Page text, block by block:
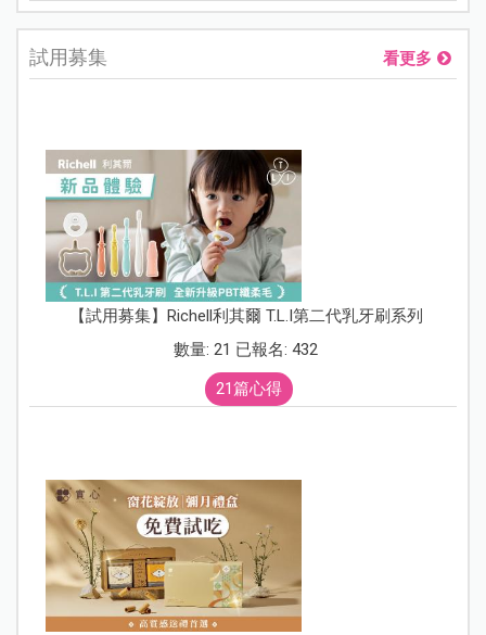
試用募集 看更多
【試用募集】Richell利其爾 T.L.I第二代乳牙刷系列
數量: 21 已報名: 432
21篇心得